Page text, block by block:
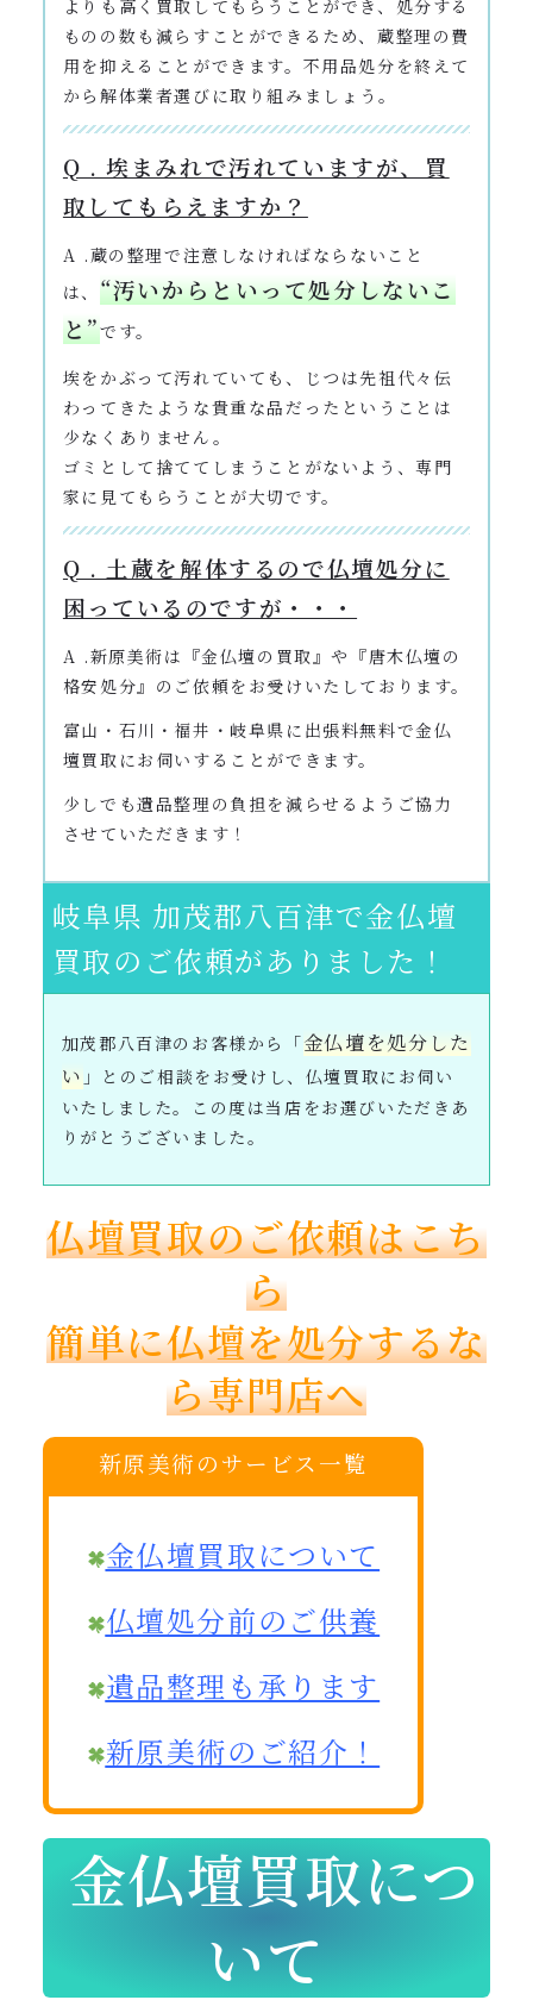
よりも高く買取してもらうことができ、処分する
ものの数も減らすことができるため、蔵整理の費
用を抑えることができます。不用品処分を終えて
から解体業者選びに取り組みましょう。
Q . 埃まみれで汚れていますが、買
取してもらえますか？
A .蔵の整理で注意しなければならないこと
は、 “汚いからといって処分しないこ
と”です。
埃をかぶって汚れていても、じつは先祖代々伝
わってきたような貴重な品だったということは
少なくありません。
ゴミとして捨ててしまうことがないよう、専門
家に見てもらうことが大切です。
Q . 土蔵を解体するので仏壇処分に
困っているのですが・・・
A .新原美術は『金仏壇の買取』や『唐木仏壇の
格安処分』のご依頼をお受けいたしております。
富山・石川・福井・岐阜県に出張料無料で金仏
壇買取にお伺いすることができます。
少しでも遺品整理の負担を減らせるようご協力
させていただきます！
岐阜県 加茂郡八百津で金仏壇
買取のご依頼がありました！
加茂郡八百津のお客様から「金仏壇を処分した
い 」とのご相談をお受けし、仏壇買取にお伺い
いたしました。この度は当店をお選びいただきあ
りがとうございました。
仏壇買取のご依頼はこち
ら
簡単に仏壇を処分するな
ら専門店へ
新原美術のサービス一覧
金仏壇買取について
仏壇処分前のご供養
遺品整理も承ります
新原美術のご紹介！
金仏壇買取につ
いて